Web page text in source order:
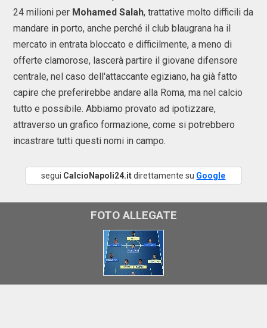
24 milioni per Mohamed Salah, trattative molto difficili da
mandare in porto, anche perché il club blaugrana ha il
mercato in entrata bloccato e difficilmente, a meno di
offerte clamorose, lascerà partire il giovane difensore
centrale, nel caso dell'attaccante egiziano, ha già fatto
capire che preferirebbe andare alla Roma, ma nel calcio
tutto e possibile. Abbiamo provato ad ipotizzare,
attraverso un grafico formazione, come si potrebbero
incastrare tutti questi nomi in campo.
segui CalcioNapoli24.itdirettamente su Google
FOTO ALLEGATE